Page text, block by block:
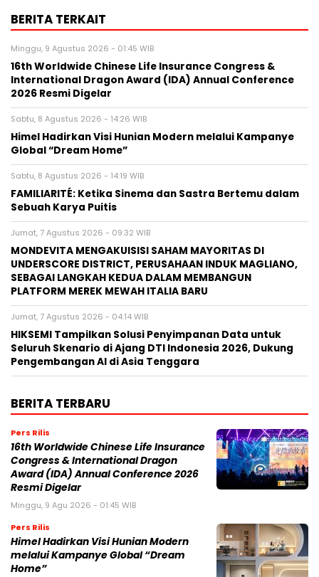
BERITA TERKAIT
Minggu, 9 Agustus 2026 - 01:45 WIB
16th Worldwide Chinese Life Insurance Congress &
International Dragon Award (IDA) Annual Conference
2026 Resmi Digelar
Sabtu, 8 Agustus 2026 - 14:26 WIB
Himel Hadirkan Visi Hunian Modern melalui Kampanye
Global “Dream Home”
Sabtu, 8 Agustus 2026 - 14:19 WIB
FAMILIARITÉ: Ketika Sinema dan Sastra Bertemu dalam
Sebuah Karya Puitis
Jumat, 7 Agustus 2026 - 09:32 WIB
MONDEVITA MENGAKUISISI SAHAM MAYORITAS DI
UNDERSCORE DISTRICT, PERUSAHAAN INDUK MAGLIANO,
SEBAGAI LANGKAH KEDUA DALAM MEMBANGUN
PLATFORM MEREK MEWAH ITALIA BARU
Jumat, 7 Agustus 2026 - 04:14 WIB
HIKSEMI Tampilkan Solusi Penyimpanan Data untuk
Seluruh Skenario di Ajang DTI Indonesia 2026, Dukung
Pengembangan AI di Asia Tenggara
BERITA TERBARU
Pers Rilis
16th Worldwide Chinese Life Insurance
Congress & International Dragon
Award (IDA) Annual Conference 2026
Resmi Digelar
Minggu, 9 Agu 2026 - 01:45 WIB
Pers Rilis
Himel Hadirkan Visi Hunian Modern
melalui Kampanye Global “Dream
Home”